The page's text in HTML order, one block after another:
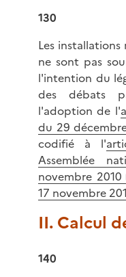
130
Les
ne sont pas
l'intention du
des débats
l'adoption de l'
du 29
codifié à l'
Assemblée
novembre 2010
17 novembre
II. Calcul
140